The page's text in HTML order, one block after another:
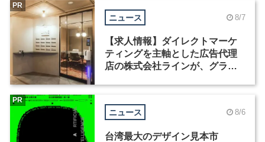
ニュース 8/7
【求人情報】ダイレクトマーケ
ティングを主軸とした広告代理
店の株式会社ラインが、グラフ
PR
ニュース 8/6
台湾最大のデザイン見本市
PR